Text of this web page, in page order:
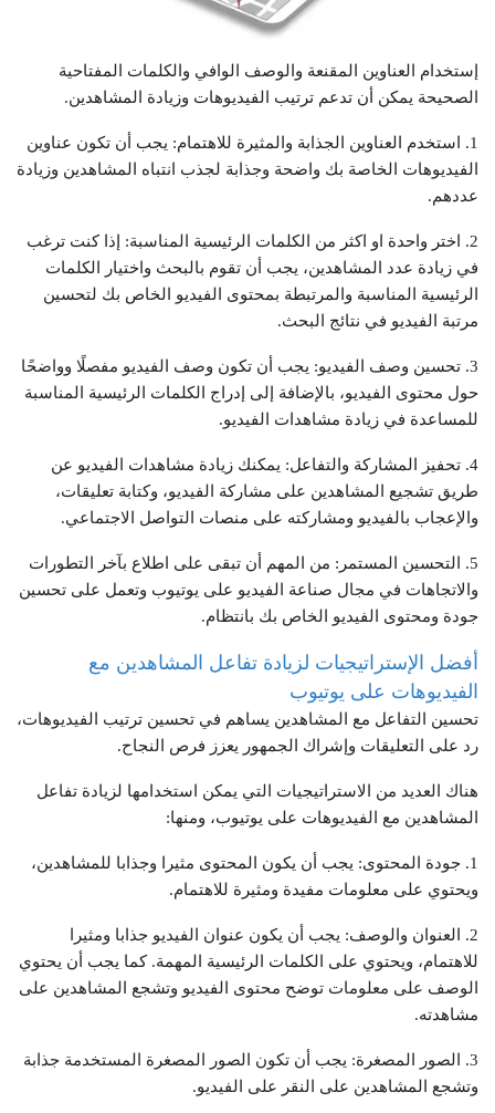
إستخدام العناوين المقنعة والوصف الوافي والكلمات المفتاحية
الصحيحة يمكن أن تدعم ترتيب الفيديوهات وزيادة المشاهدين.
1. استخدم العناوين الجذابة والمثيرة للاهتمام: يجب أن تكون عناوين
الفيديوهات الخاصة بك واضحة وجذابة لجذب انتباه المشاهدين وزيادة
عددهم.
2. اختر واحدة او اكثر من الكلمات الرئيسية المناسبة: إذا كنت ترغب
في زيادة عدد المشاهدين، يجب أن تقوم بالبحث واختيار الكلمات
الرئيسية المناسبة والمرتبطة بمحتوى الفيديو الخاص بك لتحسين
مرتبة الفيديو في نتائج البحث.
3. تحسين وصف الفيديو: يجب أن تكون وصف الفيديو مفصلًا وواضحًا
حول محتوى الفيديو، بالإضافة إلى إدراج الكلمات الرئيسية المناسبة
للمساعدة في زيادة مشاهدات الفيديو.
4. تحفيز المشاركة والتفاعل: يمكنك زيادة مشاهدات الفيديو عن
طريق تشجيع المشاهدين على مشاركة الفيديو، وكتابة تعليقات،
والإعجاب بالفيديو ومشاركته على منصات التواصل الاجتماعي.
5. التحسين المستمر: من المهم أن تبقى على اطلاع بآخر التطورات
والاتجاهات في مجال صناعة الفيديو على يوتيوب وتعمل على تحسين
جودة ومحتوى الفيديو الخاص بك بانتظام.
أفضل الإستراتيجيات لزيادة تفاعل المشاهدين مع
الفيديوهات على يوتيوب
تحسين التفاعل مع المشاهدين يساهم في تحسين ترتيب الفيديوهات،
رد على التعليقات وإشراك الجمهور يعزز فرص النجاح.
هناك العديد من الاستراتيجيات التي يمكن استخدامها لزيادة تفاعل
المشاهدين مع الفيديوهات على يوتيوب، ومنها:
1. جودة المحتوى: يجب أن يكون المحتوى مثيرا وجذابا للمشاهدين،
ويحتوي على معلومات مفيدة ومثيرة للاهتمام.
2. العنوان والوصف: يجب أن يكون عنوان الفيديو جذابا ومثيرا
للاهتمام، ويحتوي على الكلمات الرئيسية المهمة. كما يجب أن يحتوي
الوصف على معلومات توضح محتوى الفيديو وتشجع المشاهدين على
مشاهدته.
3. الصور المصغرة: يجب أن تكون الصور المصغرة المستخدمة جذابة
وتشجع المشاهدين على النقر على الفيديو.